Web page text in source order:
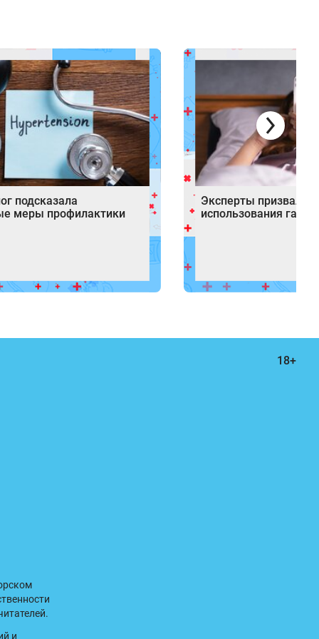
подсказала
меры профилактики
Эксперты призвали
использования
и